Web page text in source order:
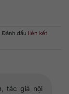
. Đánh dấu liên kết
tác giả nội